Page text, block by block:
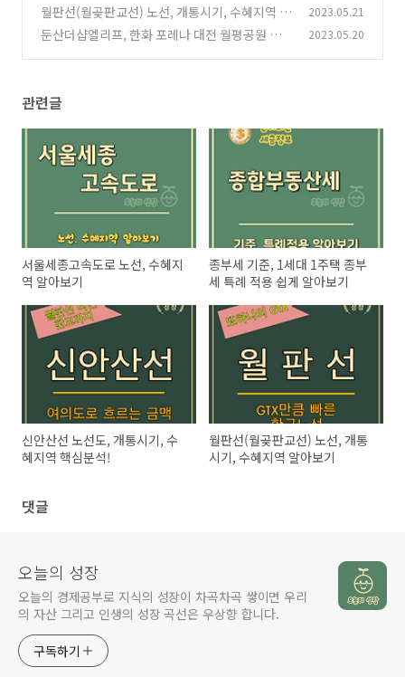
(0)
월판선(월곶판교선) 노선, 개통시기, 수혜지역 알
아보기
(0)
2023.05.21
둔산더샵엘리프, 한화 포레나 대전 월평공원 핵
2023.05.20
관련글
서울세종고속도로 노선, 수혜지
역 알아보기
종부세 기준, 1세대 1주택 종부
세 특례 적용 쉽게 알아보기
신안산선 노선도, 개통시기, 수
혜지역 핵심분석!
월판선(월곶판교선) 노선, 개통
시기, 수혜지역 알아보기
댓글
오늘의 성장
오늘의 경제공부로 지식의 성장이 차곡차곡 쌓이면 우리
의 자산 그리고 인생의 성장 곡선은 우상향 합니다.
구독하기